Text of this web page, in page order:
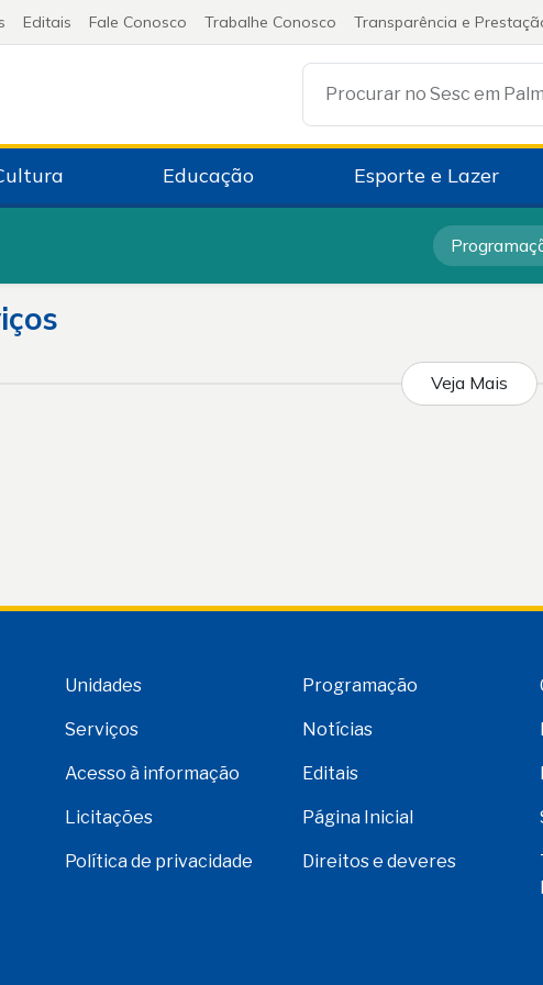
Editais Fale Conosco Trabalhe Conosco Transparência e
Procurar no Sesc em
Educação Esporte e Lazer
Veja Mais
Unidades Programação
Serviços Notícias
Acesso à informação Editais
Licitações Página Inicial
Política de privacidade Direitos e deveres